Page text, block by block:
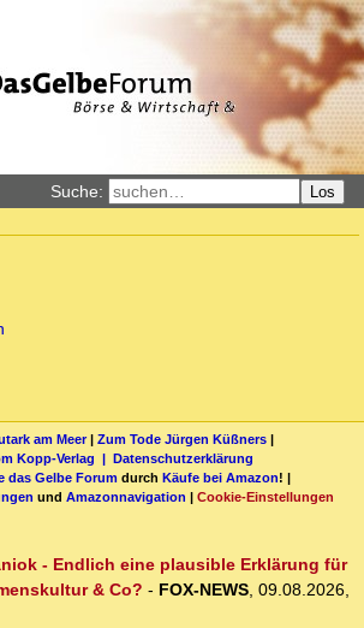
Suche: Los
am Meer| Zum Tode Jürgen Küßners |
Kopp-Verlag | Datenschutzerklärung
das Gelbe Forum durch Käufe bei Amazon! |
und Amazonnavigation | Cookie-Einstellungen
- Endlich eine plausible Erklärung für
& Co? - FOX-NEWS, 09.08.2026,